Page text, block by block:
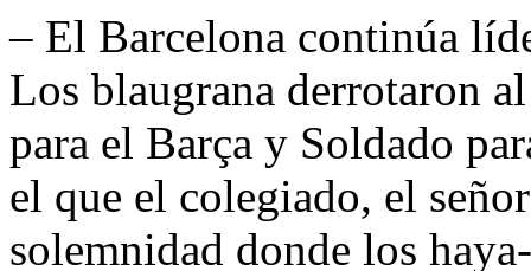
– El Barcelona continúa
Los blaugrana derrotaron
para el Barça y Soldado
el que el colegiado, el
solemnidad donde los